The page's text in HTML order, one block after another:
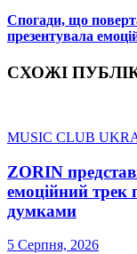
Спогади, що
презентувала
СХОЖІ
MUSIC CLUB
ZORIN
емоційний трек
думками
5 Серпня, 2026